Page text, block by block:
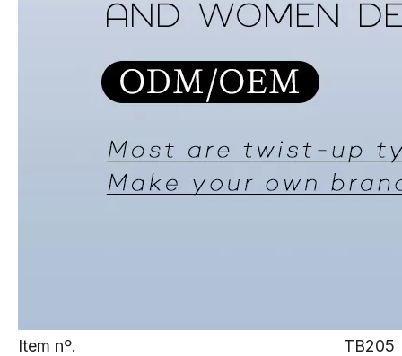
Item nº.
TB205